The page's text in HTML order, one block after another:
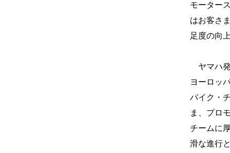
モーター
はお客さ
足度の向
ヤマハ発
ヨーロッ
バイク・
ま、プロ
チームに
滑な進行